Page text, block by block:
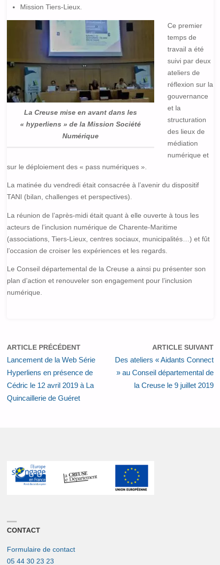
Mission Tiers-Lieux.
La Creuse mise en avant dans les
« hyperliens » de la Mission Société
Numérique
Ce premier
temps de
travail a été
suivi par deux
ateliers de
réflexion sur la
gouvernance
et la
structuration
des lieux de
médiation
numérique et
sur le déploiement des « pass numériques ».
La matinée du vendredi était consacrée à l’avenir du dispositif
TANI (bilan, challenges et perspectives).
La réunion de l’après-midi était quant à elle ouverte à tous les
acteurs de l’inclusion numérique de Charente-Maritime
(associations, Tiers-Lieux, centres sociaux, municipalités…) et fût
l’occasion de croiser les expériences et les regards.
Le Conseil départemental de la Creuse a ainsi pu présenter son
plan d’action et renouveler son engagement pour l’inclusion
numérique.
ARTICLE PRÉCÉDENT
Lancement de la Web Série
Hyperliens en présence de
Cédric le 12 avril 2019 à La
Quincaillerie de Guéret
ARTICLE SUIVANT
Des ateliers « Aidants Connect
» au Conseil départemental de
la Creuse le 9 juillet 2019
CONTACT
Formulaire de contact
05 44 30 23 23